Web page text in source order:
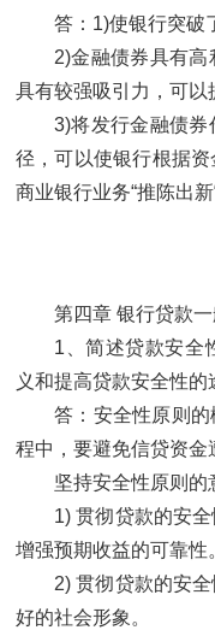
答：1)使银行突破
2)金融债券具有
具有较强吸引力，可以
3)将发行金融债
径，可以使银行根据
商业银行业务“推陈出
第四章 银行贷款
1、简述贷款安全
义和提高贷款安全性的
答：安全性原则
程中，要避免信贷资金
坚持安全性原则的
1) 贯彻贷款的安
增强预期收益的可靠性
2) 贯彻贷款的安
好的社会形象。